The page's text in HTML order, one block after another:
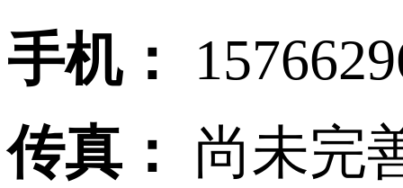
手机：
传真：
尚未完